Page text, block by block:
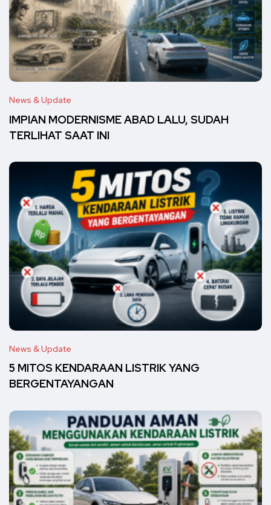
News & Update
IMPIAN MODERNISME ABAD LALU, SUDAH
TERLIHAT SAAT INI
News & Update
5 MITOS KENDARAAN LISTRIK YANG
BERGENTAYANGAN